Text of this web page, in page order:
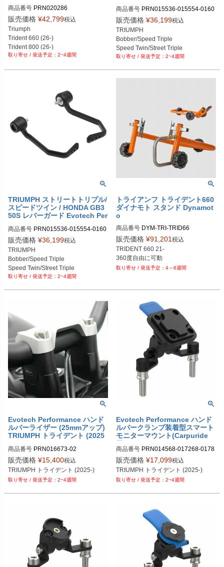
商品番号 PRN020286
PRN020286-01
PRN020286-02
販売価格 ¥42,799税込
Triumph
Trident 660 (26-)
Trident 800 (26-)
2~4週間
商品番号 PRN015536-015554-0160
53-017479
PRN015536-015554-016053-01747
9-01
PRN015536-015554-016053-01747
9-02
9-03
PRN015536-015554-016053-01747
PRN015536-015554-016053-01747
9-07
PRN015536-015554-016053-01747
PRN015536-015554-016053-01747
9-09
PRN015536-015554-016053-01747
9-10
PRN015536-015554-016053-01747
9-11
PRN015536-015554-016053-01747
9-12
PRN015536-015554-016053-01747
9-13
PRN015536-015554-016053-01747
9-14
9-15
PRN015536-015554-016053-01747
PRN015536-015554-016053-01747
PRN015536-015554-016053-01747
PRN015536-015554-016053-01747
PRN015536-015554-016053-01747
販売価格 ¥36,199税込
TRIUMPH
Bobber/Speed Triple
Speed Twin/Street Triple
Trident
2~4週間
TRIUMPH ストリートトリプル/
スピードツイン / HONDA GB3
50S レバーガード Evotech Per
商品番号 PRN015536-015554-0160
67-017479
PRN015536-015554-016067-01747
9-01
PRN015536-015554-016067-01747
9-02
9-03
PRN015536-015554-016067-01747
PRN015536-015554-016067-01747
PRN015536-015554-016067-01747
9-06
PRN015536-015554-016067-01747
PRN015536-015554-016067-01747
9-08
PRN015536-015554-016067-01747
9-09
PRN015536-015554-016067-01747
9-10
PRN015536-015554-016067-01747
9-11
PRN015536-015554-016067-01747
9-12
PRN015536-015554-016067-01747
9-13
PRN015536-015554-016067-01747
PRN015536-015554-016067-01747
PRN015536-015554-016067-01747
PRN015536-015554-016067-01747
販売価格 ¥36,199税込
TRIUMPH
Bobber/Speed Triple
Speed Twin/Street Triple
Trident
2~4週間
トライアンフ トライデント660
ダイナモト スタンド Dynamot
o
商品番号 DYM-TRI-TRID66
販売価格 ¥91,201 税込
TRIDENT 660 21-
360度自由に可動
4～6週間
Evotech Performance ハンド
ルバーライザー (25mmアップ)
TRIUMPH トライデント (2025
商品番号 PRN016673-02
販売価格 ¥15,400税込
TRIUMPH トライデント (2025-)
2~4週間
Evotech Performance ハンド
ルバークランプ装着型スマート
モニターマウント(Carpuride
25-)
商品番号 PRN014568-017268-0178
60-02
販売価格 ¥17,099税込
TRIUMPH トライデント (2025-)
2~4週間